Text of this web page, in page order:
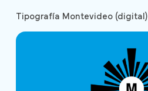
Tipografía Montevideo (digital)